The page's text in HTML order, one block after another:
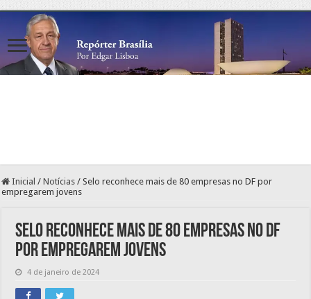
Inicial / Notícias / Selo reconhece mais de 80 empresas no DF por
empregarem jovens
Selo reconhece mais de 80 empresas no DF
por empregarem jovens
4 de janeiro de 2024